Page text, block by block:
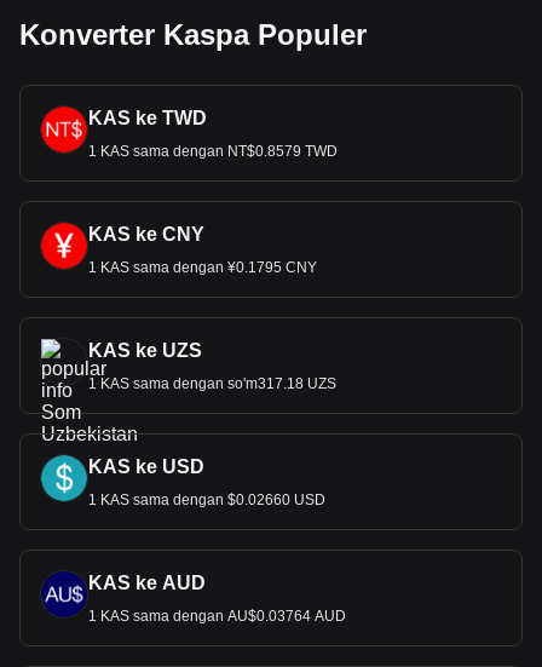
Konverter Kaspa Populer
KAS ke TWD
1 KAS sama dengan NT$0.8579 TWD
KAS ke CNY
1 KAS sama dengan ¥0.1795 CNY
KAS ke UZS
1 KAS sama dengan so'm317.18 UZS
KAS ke USD
1 KAS sama dengan $0.02660 USD
KAS ke AUD
1 KAS sama dengan AU$0.03764 AUD